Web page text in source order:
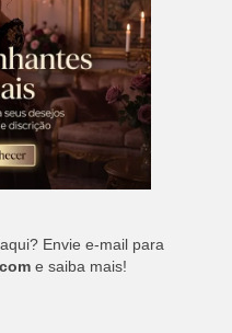
Envie e-mail para
e saiba mais!